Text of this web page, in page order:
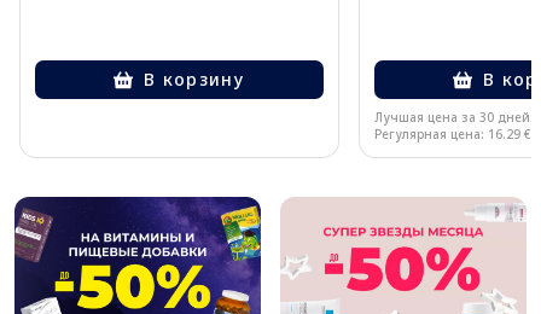
В корзину В
Лучшая цена за 30 дней:
Регулярная цена: 16.29 €